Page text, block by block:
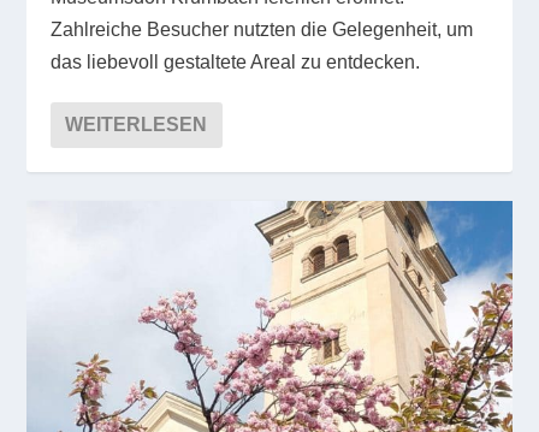
Zahlreiche Besucher nutzten die Gelegenheit, um
das liebevoll gestaltete Areal zu entdecken.
WEITERLESEN